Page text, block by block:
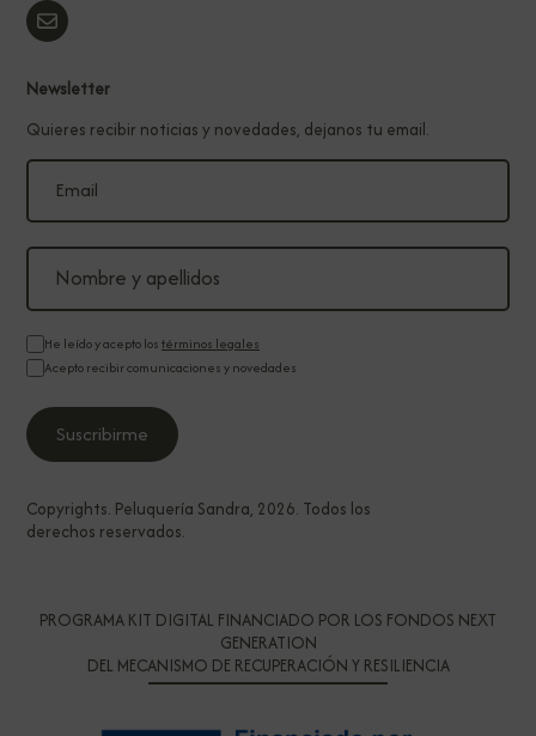
Newsletter
Quieres recibir noticias y novedades, dejanos tu email.
He leído y acepto lostérminos legales
Acepto recibir comunicaciones y novedades
Copyrights. Peluquería Sandra, 2026. Todos los
derechos reservados.
PROGRAMA KIT DIGITAL FINANCIADO POR LOS FONDOS NEXT
GENERATION
DEL MECANISMO DE RECUPERACIÓN Y RESILIENCIA